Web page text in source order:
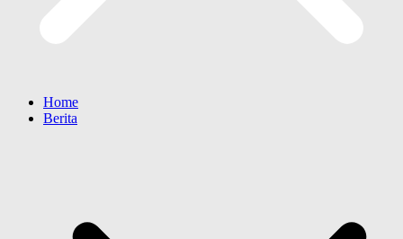
Home
Berita